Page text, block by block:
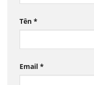
Tên *
Email *